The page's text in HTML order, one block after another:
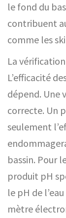
le fond du
contribuent
comme les
La
L’efficacité
dépend. Une
correcte. Un
seulement
bassin. Pour
produit pH
le pH de
mètre